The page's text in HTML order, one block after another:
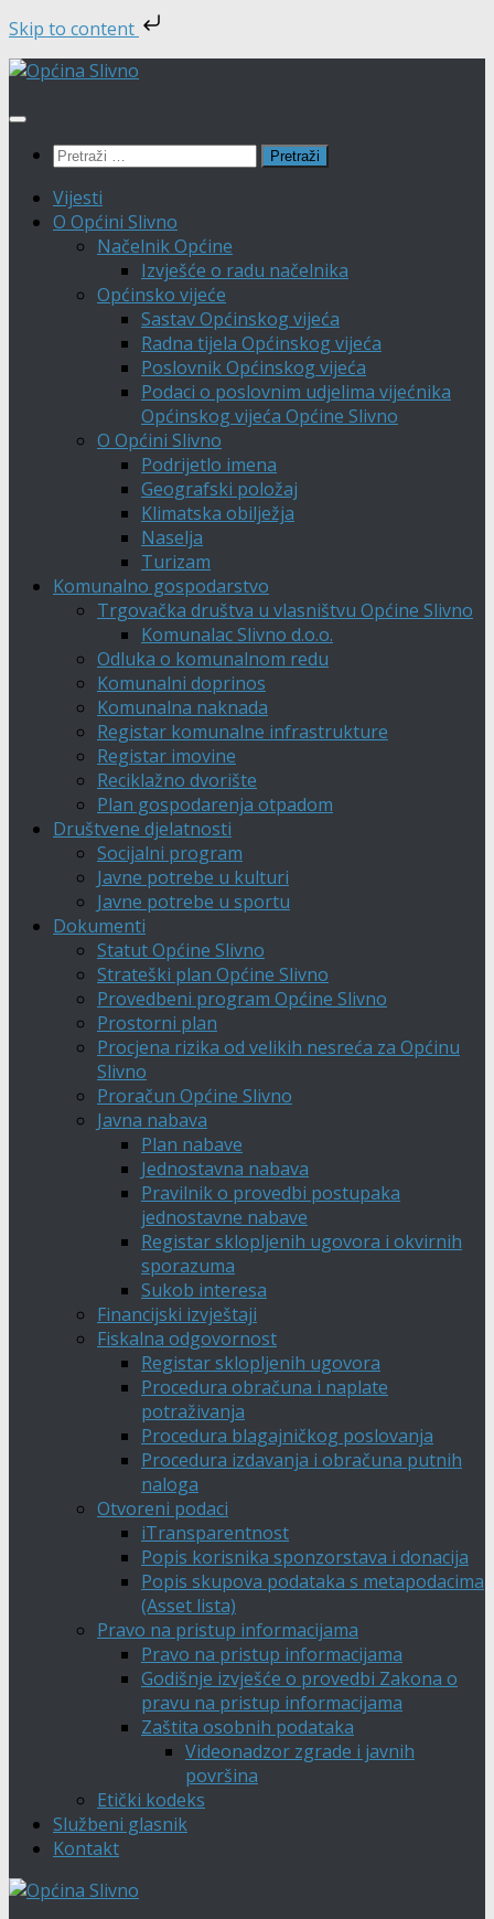
Skip to content
Skip
content
Pretraži:
Vijesti
O Općini Slivno
Načelnik Općine
Izvješće o radu načelnika
Općinsko vijeće
Sastav Općinskog vijeća
Radna tijela Općinskog vijeća
Poslovnik Općinskog vijeća
Podaci o poslovnim udjelima vijećnika
Općinskog vijeća Općine Slivno
O Općini Slivno
Podrijetlo imena
Geografski položaj
Klimatska obilježja
Naselja
Turizam
Komunalno gospodarstvo
Trgovačka društva u vlasništvu Općine Slivno
Komunalac Slivno d.o.o.
Odluka o komunalnom redu
Komunalni doprinos
Komunalna naknada
Registar komunalne infrastrukture
Registar imovine
Reciklažno dvorište
Plan gospodarenja otpadom
Društvene djelatnosti
Socijalni program
Javne potrebe u kulturi
Javne potrebe u sportu
Dokumenti
Statut Općine Slivno
Strateški plan Općine Slivno
Provedbeni program Općine Slivno
Prostorni plan
Procjena rizika od velikih nesreća za Općinu
Slivno
Proračun Općine Slivno
Javna nabava
Plan nabave
Jednostavna nabava
Pravilnik o provedbi postupaka
jednostavne nabave
Registar sklopljenih ugovora i okvirnih
sporazuma
Sukob interesa
Financijski izvještaji
Fiskalna odgovornost
Registar sklopljenih ugovora
Procedura obračuna i naplate
potraživanja
Procedura blagajničkog poslovanja
Procedura izdavanja i obračuna putnih
naloga
Otvoreni podaci
iTransparentnost
Popis korisnika sponzorstava i donacija
Popis skupova podataka s metapodacima
(Asset lista)
Pravo na pristup informacijama
Pravo na pristup informacijama
Godišnje izvješće o provedbi Zakona o
pravu na pristup informacijama
Zaštita osobnih podataka
Videonadzor zgrade i javnih
površina
Etički kodeks
Službeni glasnik
Kontakt